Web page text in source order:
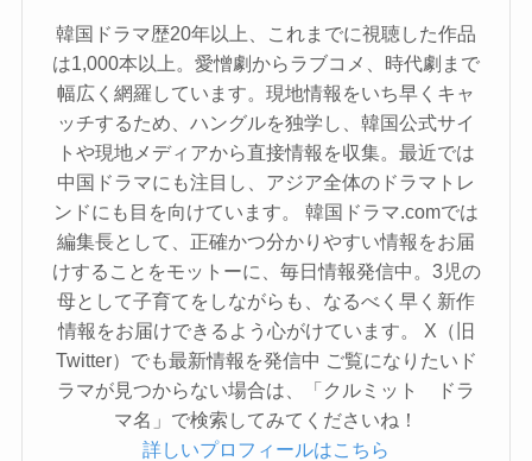
韓国ドラマ歴20年以上、これまでに視聴した作品
は1,000本以上。愛憎劇からラブコメ、時代劇まで
幅広く網羅しています。現地情報をいち早くキャ
ッチするため、ハングルを独学し、韓国公式サイ
トや現地メディアから直接情報を収集。最近では
中国ドラマにも注目し、アジア全体のドラマトレ
ンドにも目を向けています。 韓国ドラマ.comでは
編集長として、正確かつ分かりやすい情報をお届
けすることをモットーに、毎日情報発信中。3児の
母として子育てをしながらも、なるべく早く新作
情報をお届けできるよう心がけています。 X（旧
Twitter）でも最新情報を発信中 ご覧になりたいド
ラマが見つからない場合は、「クルミット ドラ
マ名」で検索してみてくださいね！
詳しいプロフィールはこちら